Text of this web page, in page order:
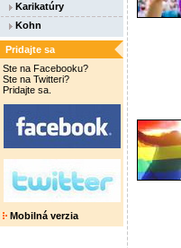
Karikatúry
Kohn
Pridajte sa
Ste na Facebooku?
Ste na Twitteri?
Pridajte sa.
Mobilná verzia